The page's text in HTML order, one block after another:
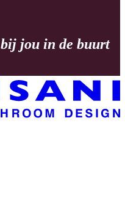
bij jou in de buurt